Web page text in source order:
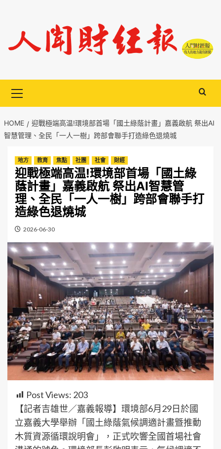
content
Menu
HOME
迎戰極端高温!環境部首場「國土綠蔭計畫」嘉義啟航 祭出AI
智慧管理、全民「一人一樹」跨部會聯手打造綠色退燒城
地方 教育 焦點 社團 社會 財經
迎戰極端高温!環境部首場「國土綠
蔭計畫」嘉義啟航 祭出AI智慧管
理、全民「一人一樹」跨部會聯手打
造綠色退燒城
2026-06-30
Post Views: 203
【記者吉雄世／嘉義報導】環境部6月29日於國
立嘉義大學舉辦「國土綠蔭氣候調適計畫曁推動
木質資源循環說明會」，正式吹響全國首場社會